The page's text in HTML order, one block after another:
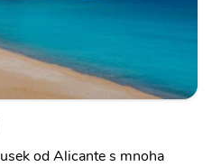
od Alicante s mnoha